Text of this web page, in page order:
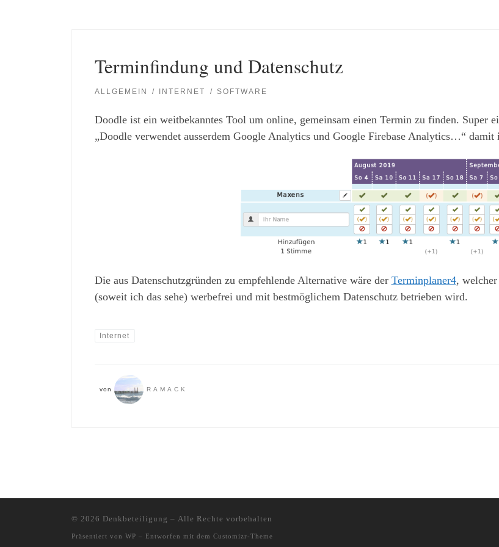
Terminfindung und Datenschutz
ALLGEMEIN INTERNET SOFTWARE
Doodle ist ein weitbekanntes Tool um online, gemeinsam einen Termin zu finden. Super
„Doodle verwendet ausserdem Google Analytics und Google Firebase Analytics…“
Die aus Datenschutzgründen zu empfehlende Alternative wäre der Terminplaner4, welcher
(soweit ich das sehe) werbefrei und mit bestmöglichem Datenschutz betrieben wird.
Internet
von RAMACK
© 2026 Denkbeteiligung – Alle Rechte vorbehalten
Präsentiert von WP – Entworfen mit dem Customizr-Theme